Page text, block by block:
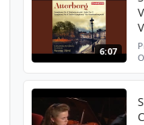
6:07